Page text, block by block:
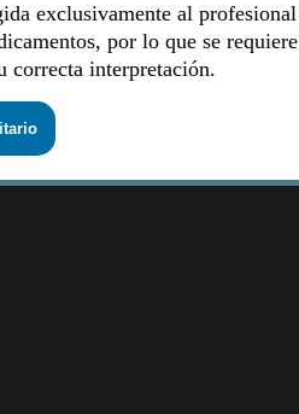
exclusivamente al profesional
por lo que se requiere
correcta interpretación.